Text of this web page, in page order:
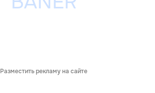
Разместить рекламу на сайте